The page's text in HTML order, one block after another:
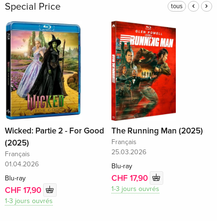
Special Price tous
Wicked: Partie 2 - For Good
(2025)
Français
01.04.2026
Blu-ray
CHF 17,90
1-3 jours ouvrés
The Running Man (2025)
Français
25.03.2026
Blu-ray
CHF 17,90
1-3 jours ouvrés